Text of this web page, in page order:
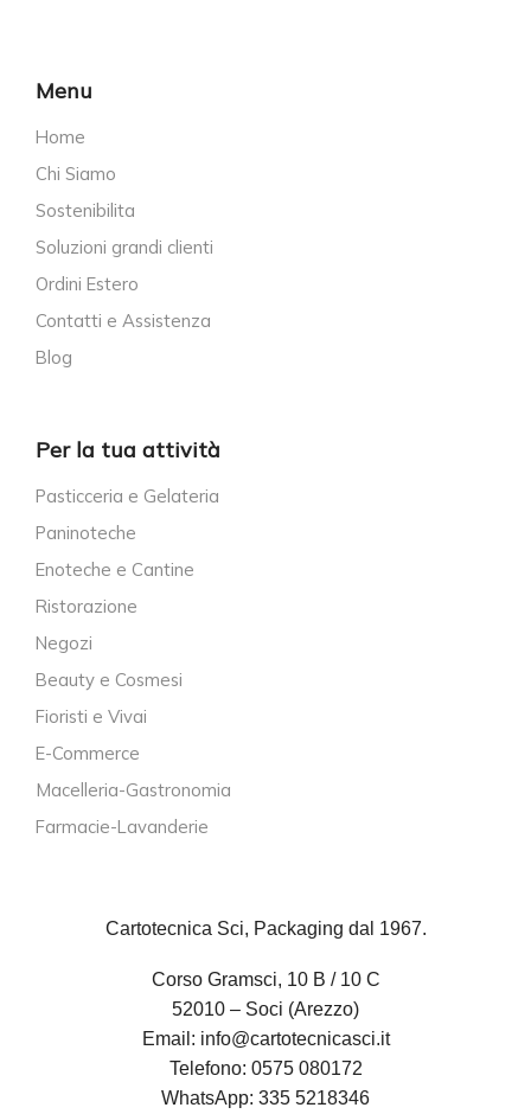
Menu
Home
Chi Siamo
Sostenibilita
Soluzioni grandi clienti
Ordini Estero
Contatti e Assistenza
Blog
Per la tua attività
Pasticceria e Gelateria
Paninoteche
Enoteche e Cantine
Ristorazione
Negozi
Beauty e Cosmesi
Fioristi e Vivai
E-Commerce
Macelleria-Gastronomia
Farmacie-Lavanderie
Cartotecnica Sci, Packaging dal 1967.
Corso Gramsci, 10 B / 10 C
52010 – Soci (Arezzo)
Email: info@cartotecnicasci.it
Telefono: 0575 080172
WhatsApp: 335 5218346